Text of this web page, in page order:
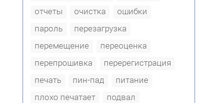
отчеты
очистка
ошибки
пароль
перезагрузка
перемещение
переоценка
перепрошивка
перерегистрация
печать
пин-пад
питание
плохо печатает
подвал